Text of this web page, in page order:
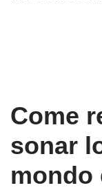
Come
sonar
mondo